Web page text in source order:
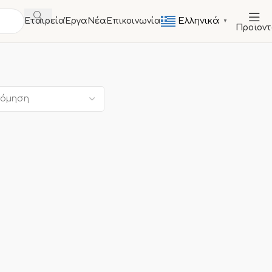
Εταιρεία Έργα Νέα Επικοινωνία Ελληνικά ▼